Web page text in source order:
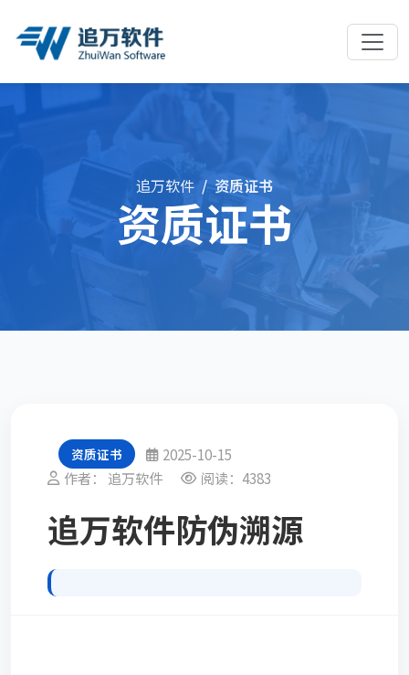
追万软件 资质证书
资质证书
资质证书
2025-10-15
作者： 追万软件
阅读：4383
追万软件防伪溯源